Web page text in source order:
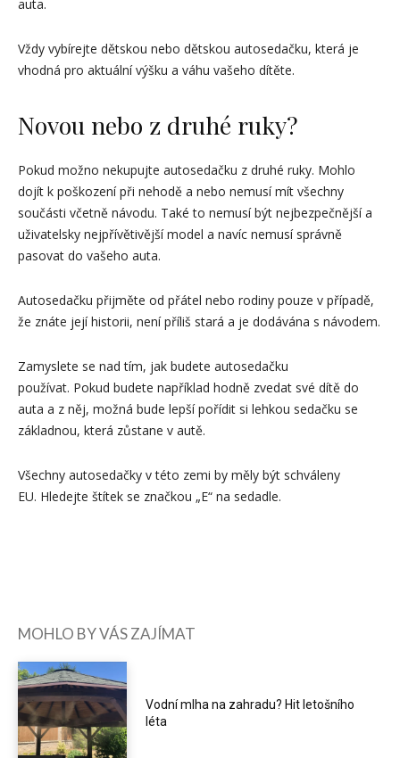
auta.
Vždy vybírejte dětskou nebo dětskou autosedačku, která je
vhodná pro aktuální výšku a váhu vašeho dítěte.
Novou nebo z druhé ruky?
Pokud možno nekupujte autosedačku z druhé ruky. Mohlo
dojít k poškození při nehodě a nebo nemusí mít všechny
součásti včetně návodu. Také to nemusí být nejbezpečnější a
uživatelsky nejpřívětivější model a navíc nemusí správně
pasovat do vašeho auta.
Autosedačku přijměte od přátel nebo rodiny pouze v případě,
že znáte její historii, není příliš stará a je dodávána s návodem.
Zamyslete se nad tím, jak budete autosedačku
používat. Pokud budete například hodně zvedat své dítě do
auta a z něj, možná bude lepší pořídit si lehkou sedačku se
základnou, která zůstane v autě.
Všechny autosedačky v této zemi by měly být schváleny
EU. Hledejte štítek se značkou „E“ na sedadle.
MOHLO BY VÁS ZAJÍMAT
Vodní mlha na zahradu? Hit letošního
léta